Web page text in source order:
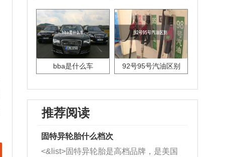
bba是什么车 92号95号汽油区别
推荐阅读
固特异轮胎什么档次
<&list>固特异轮胎是高档品牌，是美国